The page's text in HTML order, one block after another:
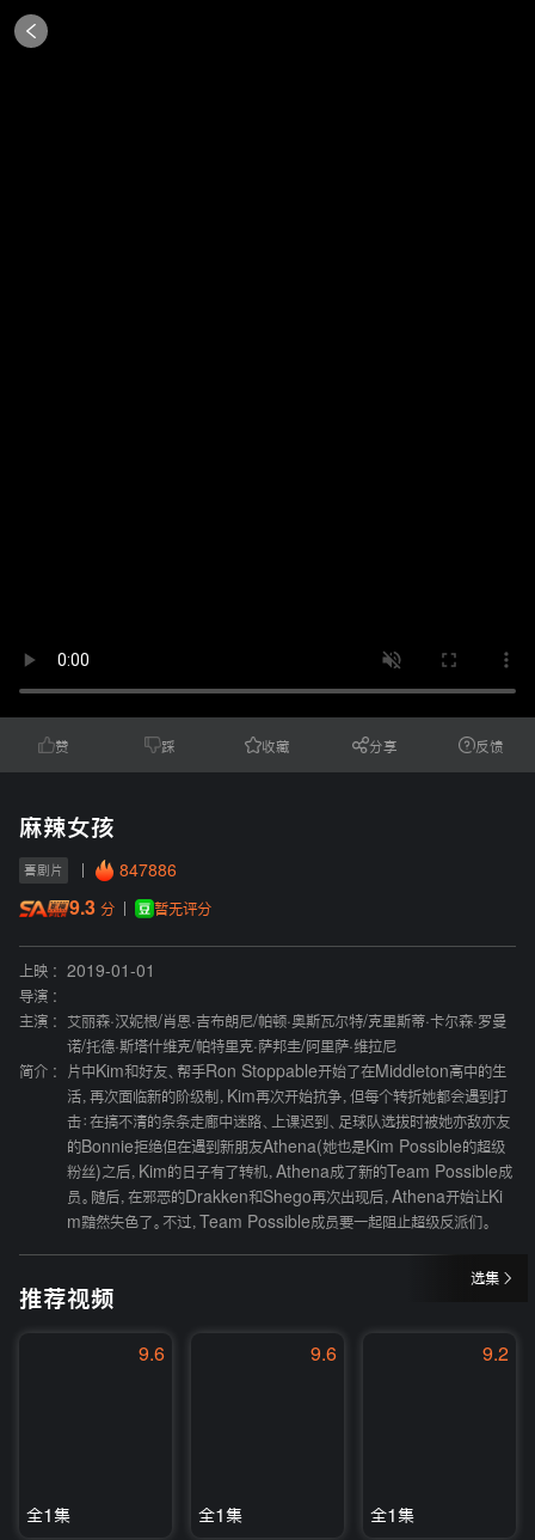
赞 踩 收藏 分享 反馈
麻辣女孩
喜剧片 847886
9.3 分 暂无评分
上映 :
2019-01-01
导演 :
主演 :
艾丽森·汉妮根/肖恩·吉布朗尼/帕顿·奥斯瓦尔特/克里斯蒂·卡尔森·罗曼
诺/托德·斯塔什维克/帕特里克·萨邦圭/阿里萨·维拉尼
简介 :
片中Kim和好友、帮手Ron Stoppable开始了在Middleton高中的生
活，再次面临新的阶级制，Kim再次开始抗争，但每个转折她都会遇到打
击：在搞不清的条条走廊中迷路、上课迟到、足球队选拔时被她亦敌亦友
的Bonnie拒绝但在遇到新朋友Athena(她也是Kim Possible的超级
粉丝)之后，Kim的日子有了转机，Athena成了新的Team Possible成
员。随后，在邪恶的Drakken和Shego再次出现后，Athena开始让Ki
m黯然失色了。不过，Team Possible成员要一起阻止超级反派们。
选集
推荐视频
9.6
全1集
9.6
全1集
9.2
全1集